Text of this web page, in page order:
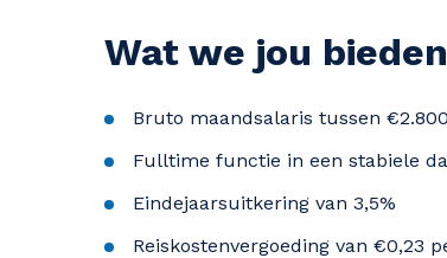
Wat we jou bieden
Bruto maandsalaris tussen
Fulltime functie in een stabiele
Eindejaarsuitkering van 3,5%
Reiskostenvergoeding van €0,23